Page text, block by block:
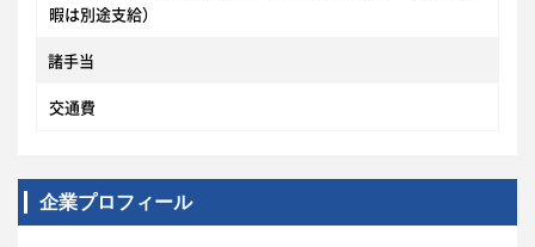
暇は別途支給）
諸手当
交通費
企業プロフィール